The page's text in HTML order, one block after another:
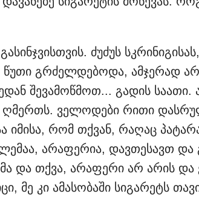
ძუძუს
გრძელდებოდა, ამჯერად
შევამოწმოთ... გადის
ღმერთს. ველოდები რითი
იმისა, რომ თქვან, რაღაც
არაფერია, დავთესავთ და
და თქვა, არაფერი არ არის
მე კი ამასობაში სიგარეტს